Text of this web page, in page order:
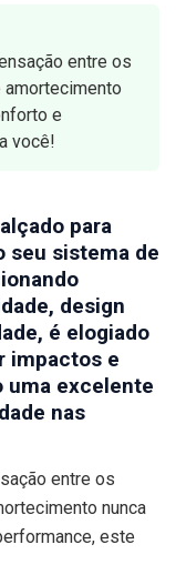
entre os
e
você!
para
seu sistema de
design
é elogiado
impactos e
uma excelente
nas
entre os
nunca
este